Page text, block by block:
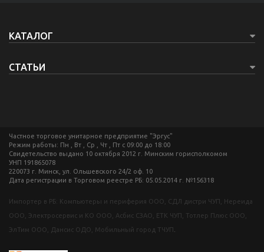
КАТАЛОГ
СТАТЬИ
Частное торговое унитарное предприятие "Эргус"
Режим работы: Пн , Вт , Ср , Чт , Пт c 09:00 до 18:00
Свидетельство выдано 10 октября 2012 г. Минским горисполкомом
УНП 191865078
220073 г. Минск, ул. Ольшевского 24/2 оф. 10
Дата регистрации в Торговом реестре РБ: 05.05.2014 г. №156318
Импортер в РБ: Компьютеры и периферия ООО, СДЛ дистри ЧУП, Нереида
ООО, Электросервис и КО ООО, Асбис СЗАО, ЕТК ЧУП, Тотлер Плюс ООО,
ЭлТим ООО, Дансис ОДО, Мобильный город ТЧУП